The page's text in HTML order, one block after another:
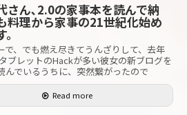
さん､2.0の家事本を読んで納
料理から家事の21世紀化始め
で、でも燃え尽きてうんざりして、去年
ブレットのHackが多い彼女の新ブログを
んでいるうちに、突然繋がったので
Read more